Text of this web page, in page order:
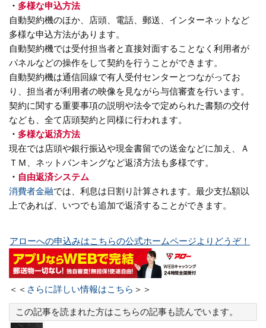
・ 多様な申込方法
自動契約機のほか、店頭、電話、郵送、インターネットなど
多様な申込方法があります。
自動契約機では受付担当者と直接対面することなく利用者が
パネルなどの操作をして契約を行うことができます。
自動契約機は通信回線で有人受付センターとつながってお
り、担当者が利用者の映像を見ながら与信審査を行います。
契約に関する重要事項の説明や法令で定められた書類の交付
なども、全て店頭契約と同様に行われます。
・ 多様な返済方法
現在では店頭や銀行振込や現金書留での送金などに加え、Ａ
ＴＭ、ネットバンキングなど返済方法も多様です。
・ 自由返済システム
消費者金融では、利息は日割り計算されます。最少支払額以
上であれば、いつでも追加で返済することができます。
アローへの申込みはこちらの公式ホームページよりどうぞ！
＜＜ さらに詳しい情報はこちら ＞＞
この記事を読まれた方はこちらの記事も読んでいます。